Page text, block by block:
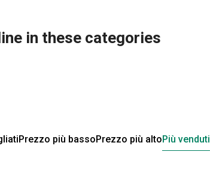
in these categories
Prezzo più bassoPrezzo più altoPiù venduti